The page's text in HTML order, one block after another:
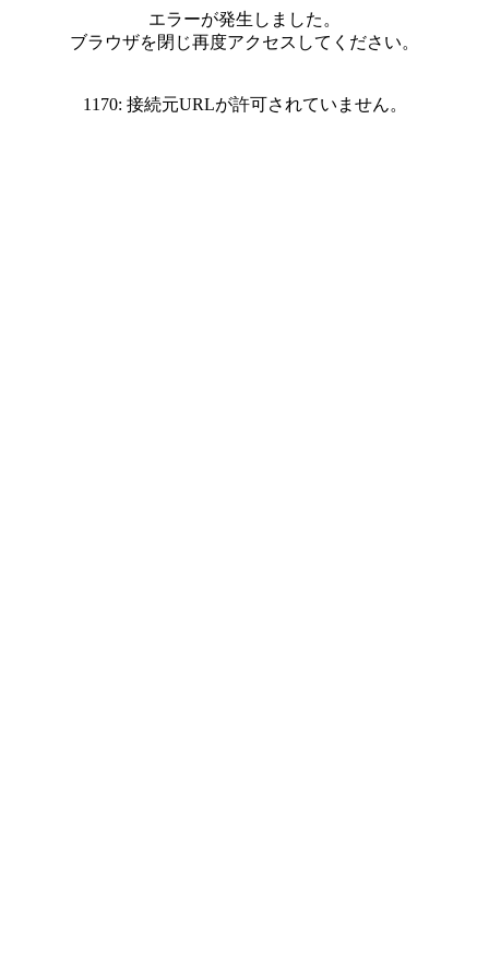
エラーが発生しました。
ブラウザを閉じ再度アクセスしてください。
1170: 接続元URLが許可されていません。